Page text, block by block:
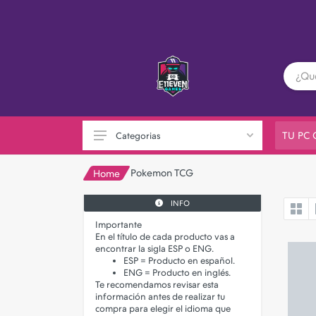
Playstation
Nintendo
Otras consolas
Categorias TU PC
Home Pokemon TCG
INFO
Importante
En el título de cada producto vas a
encontrar la sigla ESP o ENG.
ESP = Producto en español.
ENG = Producto en inglés.
Te recomendamos revisar esta
información antes de realizar tu
compra para elegir el idioma que